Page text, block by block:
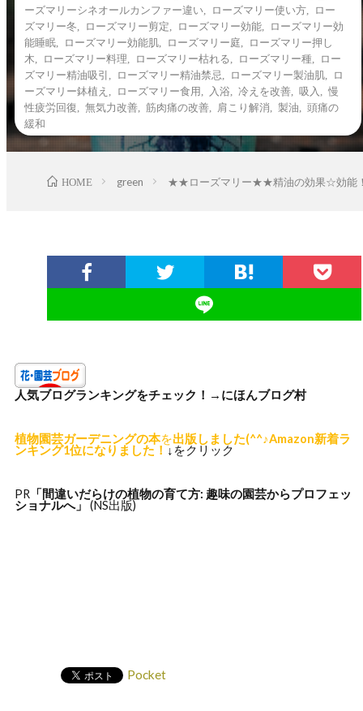
ーズマリーシネオールカンファー違い
ローズマリー使い方
ロー
ズマリー冬
ローズマリー剪定 ローズマリー効能
ローズマリー効
能睡眠
ローズマリー効能肌 ローズマリー庭
ローズマリー押し
木
ローズマリー料理 ローズマリー枯れる ローズマリー種
ロー
ズマリー精油吸引
ローズマリー精油禁忌 ローズマリー製油肌
ロ
ーズマリー鉢植え
ローズマリー食用 入浴 冷えを改善 吸入
慢
性疲労回復
無気力改善 筋肉痛の改善 肩こり解消 製油
頭痛の
緩和
HOME green ★★ローズマリー★★精油の効果☆効能！
人気ブログランキングをチェック！→ にほんブログ村
植物園芸ガーデニングの本を出版しました(^^♪Amazon新着ラ
ンキング1位になりました！↓をクリック
PR 「間違いだらけの植物の育て方: 趣味の園芸からプロフェッ
ショナルへ」
(NS出版)
Pocket